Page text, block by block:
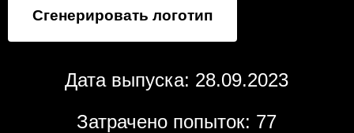
Сгенерировать логотип
Дата выпуска: 28.09.2023
Затрачено попыток: 77